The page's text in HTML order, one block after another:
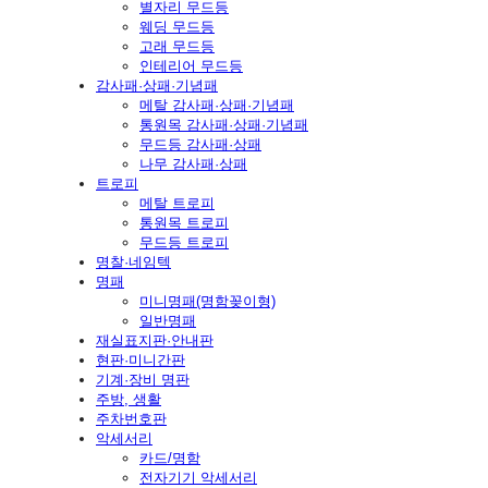
별자리 무드등
웨딩 무드등
고래 무드등
인테리어 무드등
감사패·상패·기념패
메탈 감사패·상패·기념패
통원목 감사패·상패·기념패
무드등 감사패·상패
나무 감사패·상패
트로피
메탈 트로피
통원목 트로피
무드등 트로피
명찰·네임텍
명패
미니명패(명함꽂이형)
일반명패
재실표지판·안내판
현판·미니간판
기계·장비 명판
주방, 생활
주차번호판
악세서리
카드/명함
전자기기 악세서리